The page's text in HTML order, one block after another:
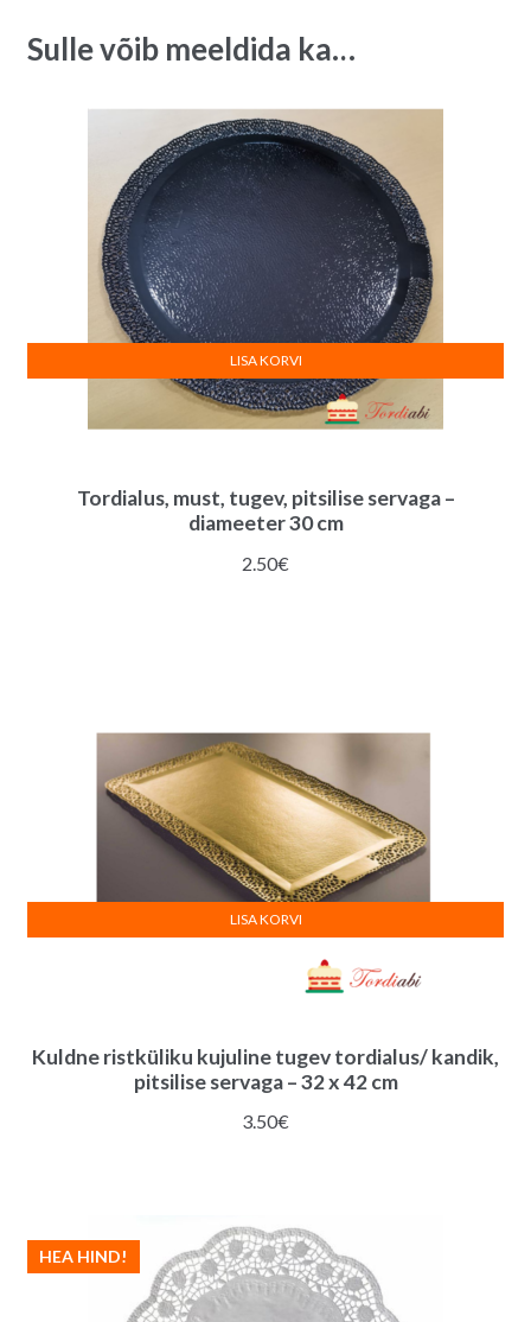
100
e
Sulle võib meeldida ka…
Tordialus, must, tugev, pitsilise servaga –
diameeter 30 cm
2.50€
LISA KORVI
Kuldne ristküliku kujuline tugev tordialus/ kandik,
pitsilise servaga – 32 x 42 cm
3.50€
LISA KORVI
HEA HIND!